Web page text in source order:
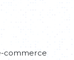
commerce